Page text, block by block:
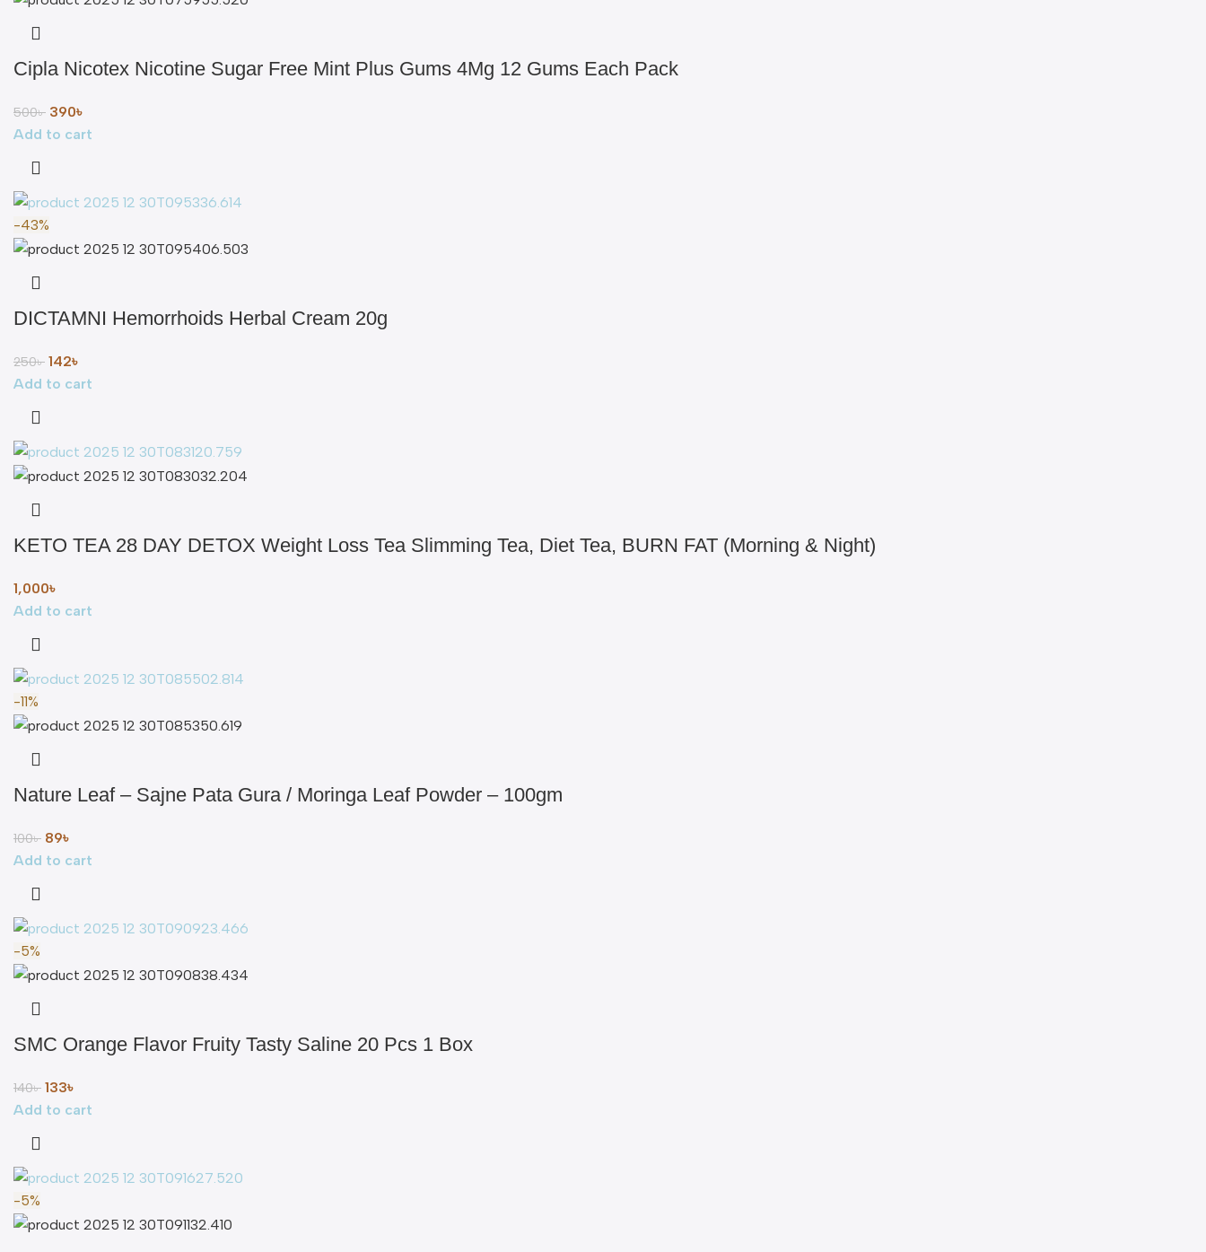
Cipla Nicotex Nicotine Sugar Free Mint Plus Gums 4Mg 12 Gums Each Pack
500৳ 390৳
Add to cart
-43%
DICTAMNI Hemorrhoids Herbal Cream 20g
250৳ 142৳
Add to cart
KETO TEA 28 DAY DETOX Weight Loss Tea Slimming Tea, Diet Tea, BURN FAT (Morning & Night)
1,000৳
Add to cart
-11%
Nature Leaf – Sajne Pata Gura / Moringa Leaf Powder – 100gm
100৳ 89৳
Add to cart
-5%
SMC Orange Flavor Fruity Tasty Saline 20 Pcs 1 Box
140৳ 133৳
Add to cart
-5%